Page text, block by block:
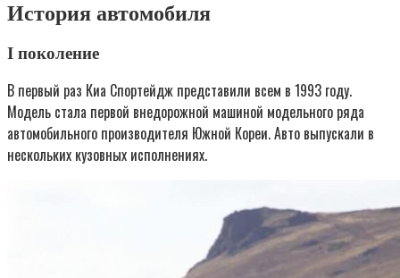
История автомобиля
I поколение
В первый раз Киа Спортейдж представили всем в 1993 году.
Модель стала первой внедорожной машиной модельного ряда
автомобильного производителя Южной Кореи. Авто выпускали в
нескольких кузовных исполнениях.